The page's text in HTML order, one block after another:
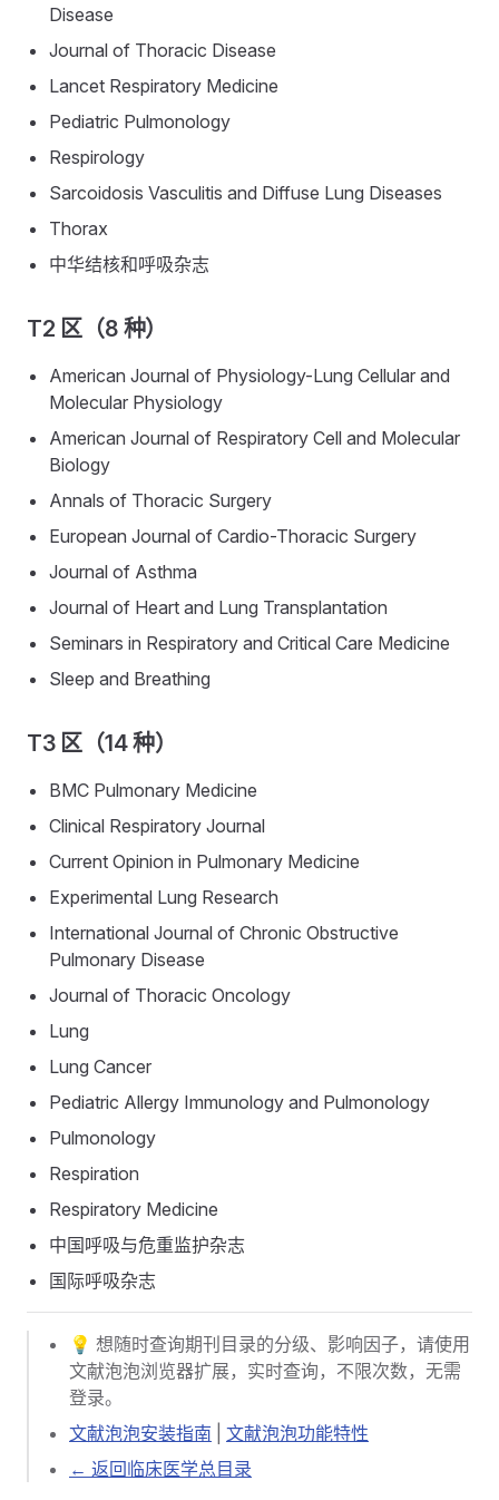
Disease
Journal of Thoracic Disease
Lancet Respiratory Medicine
Pediatric Pulmonology
Respirology
Sarcoidosis Vasculitis and Diffuse Lung Diseases
Thorax
中华结核和呼吸杂志
T2 区（8 种）
American Journal of Physiology-Lung Cellular and
Molecular Physiology
American Journal of Respiratory Cell and Molecular
Biology
Annals of Thoracic Surgery
European Journal of Cardio-Thoracic Surgery
Journal of Asthma
Journal of Heart and Lung Transplantation
Seminars in Respiratory and Critical Care Medicine
Sleep and Breathing
T3 区（14 种）
BMC Pulmonary Medicine
Clinical Respiratory Journal
Current Opinion in Pulmonary Medicine
Experimental Lung Research
International Journal of Chronic Obstructive
Pulmonary Disease
Journal of Thoracic Oncology
Lung
Lung Cancer
Pediatric Allergy Immunology and Pulmonology
Pulmonology
Respiration
Respiratory Medicine
中国呼吸与危重监护杂志
国际呼吸杂志
💡 想随时查询期刊目录的分级、影响因子，请使用
文献泡泡浏览器扩展，实时查询，不限次数，无需
登录。
文献泡泡安装指南
文献泡泡功能特性
← 返回临床医学总目录